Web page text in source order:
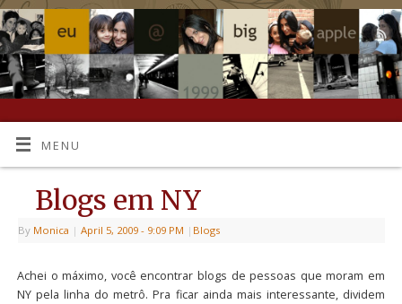
MENU
Blogs em NY
By Monica | April 5, 2009 - 9:09 PM | Blogs
Achei o máximo, você encontrar blogs de pessoas que moram em
NY pela linha do metrô. Pra ficar ainda mais interessante, dividem